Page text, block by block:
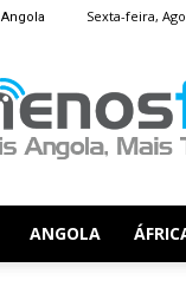
Angola Sexta-feira,
Fios
ANGOLA